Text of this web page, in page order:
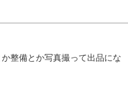
整備とか写真撮って出品にな